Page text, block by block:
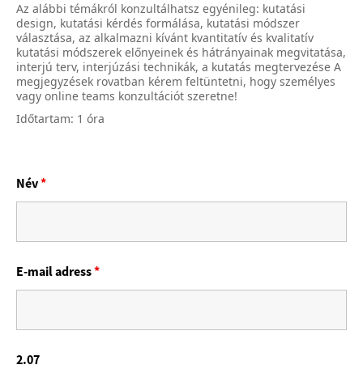
Az alábbi témákról konzultálhatsz egyénileg: kutatási
design, kutatási kérdés formálása, kutatási módszer
választása, az alkalmazni kívánt kvantitatív és kvalitatív
kutatási módszerek előnyeinek és hátrányainak megvitatása,
interjú terv, interjúzási technikák, a kutatás megtervezése A
megjegyzések rovatban kérem feltüntetni, hogy személyes
vagy online teams konzultációt szeretne!
Időtartam: 1 óra
Név*
E-mail adress*
2.07